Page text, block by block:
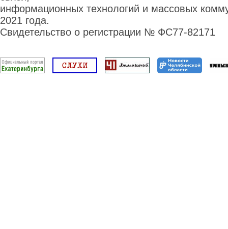
информационных технологий и массовых
2021 года.
Свидетельство о регистрации № ФС77-82171